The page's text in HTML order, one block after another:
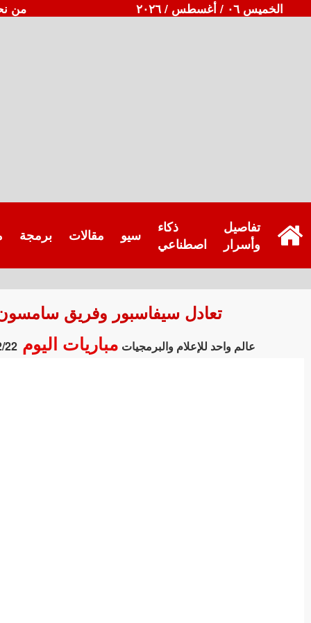
الخميس ٠٦ / أغسطس / ٢٠٢٦ من
برمجة مقالات سيو
ذكاء
اصطناعي
تفاصيل
وأسرار
تعادل سيفاسبور وفريق سامسون سبور بنتيجة 0 - 0 في
عالم واحد للإعلام والبرمجيات مباريات اليوم 22